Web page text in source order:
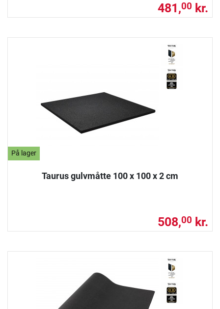
481,00 kr.
På lager
Taurus gulvmåtte 100 x 100 x 2 cm
508,00 kr.